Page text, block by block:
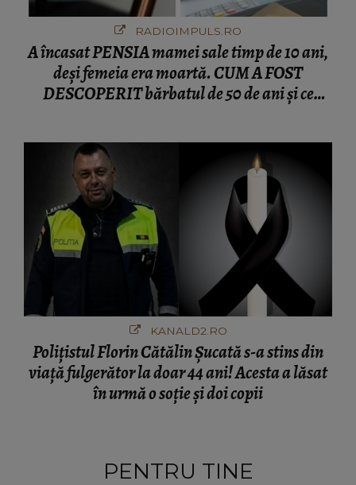
RADIOIMPULS.RO
A încasat PENSIA mamei sale timp de 10 ani,
deși femeia era moartă. CUM A FOST
DESCOPERIT bărbatul de 50 de ani și ce
KANALD2.RO
Polițistul Florin Cătălin Șucată s-a stins din
viață fulgerător la doar 44 ani! Acesta a lăsat
în urmă o soție și doi copii
PENTRU TINE